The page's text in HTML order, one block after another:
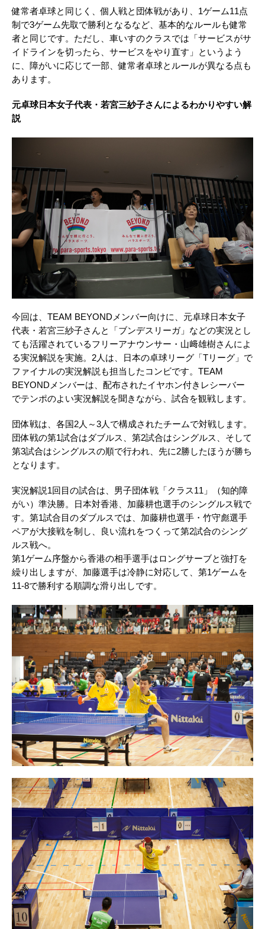
健常者卓球と同じく、個人戦と団体戦があり、1ゲーム11点
制で3ゲーム先取で勝利となるなど、基本的なルールも健常
者と同じです。ただし、車いすのクラスでは「サービスがサ
イドラインを切ったら、サービスをやり直す」というよう
に、障がいに応じて一部、健常者卓球とルールが異なる点も
あります。
元卓球日本女子代表・若宮三紗子さんによるわかりやすい解
説
今回は、TEAM BEYONDメンバー向けに、元卓球日本女子
代表・若宮三紗子さんと「ブンデスリーガ」などの実況とし
ても活躍されているフリーアナウンサー・山﨑雄樹さんによ
る実況解説を実施。2人は、日本の卓球リーグ「Tリーグ」で
ファイナルの実況解説も担当したコンビです。TEAM
BEYONDメンバーは、配布されたイヤホン付きレシーバー
でテンポのよい実況解説を聞きながら、試合を観戦します。
団体戦は、各国2人～3人で構成されたチームで対戦します。
団体戦の第1試合はダブルス、第2試合はシングルス、そして
第3試合はシングルスの順で行われ、先に2勝したほうが勝ち
となります。
実況解説1回目の試合は、男子団体戦「クラス11」（知的障
がい）準決勝。日本対香港、加藤耕也選手のシングルス戦で
す。第1試合目のダブルスでは、加藤耕也選手・竹守彪選手
ペアが大接戦を制し、良い流れをつくって第2試合のシング
ルス戦へ。
第1ゲーム序盤から香港の相手選手はロングサーブと強打を
繰り出しますが、加藤選手は冷静に対応して、第1ゲームを
11-8で勝利する順調な滑り出しです。